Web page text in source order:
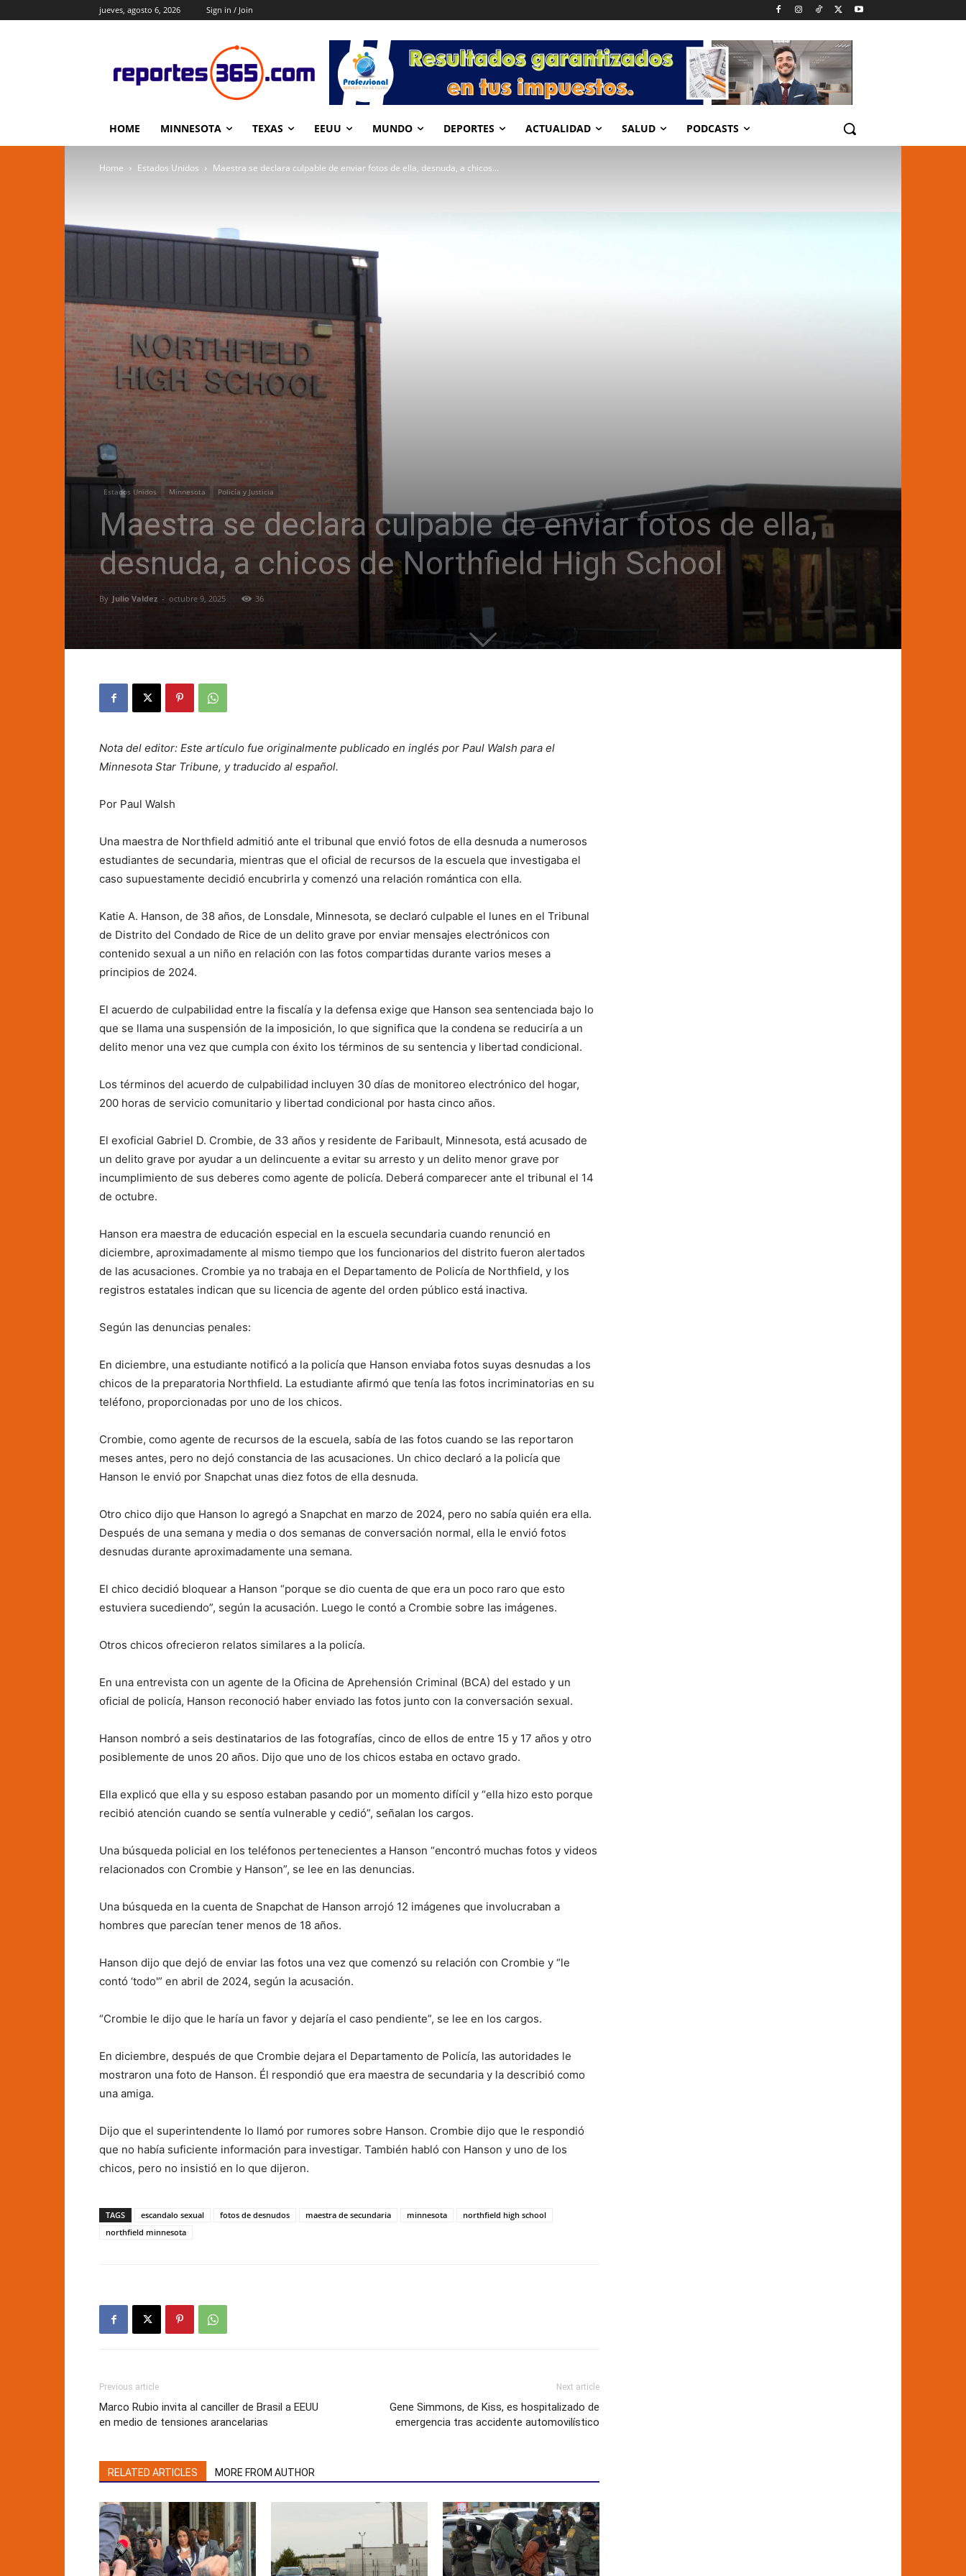
jueves, agosto 6, 2026 Sign in / Join
HOME MINNESOTA TEXAS EEUU MUNDO DEPORTES ACTUALIDAD SALUD PODCASTS
Home Estados Unidos Maestra se declara culpable de enviar fotos de ella, desnuda, a chicos...
Estados Unidos Minnesota Policía y Justicia
Maestra se declara culpable de enviar fotos de ella,
desnuda, a chicos de Northfield High School
By Julio Valdez - octubre 9, 2025 36
Nota del editor: Este artículo fue originalmente publicado en inglés por Paul Walsh para el
Minnesota Star Tribune, y traducido al español.
Por Paul Walsh
Una maestra de Northfield admitió ante el tribunal que envió fotos de ella desnuda a numerosos
estudiantes de secundaria, mientras que el oficial de recursos de la escuela que investigaba el
caso supuestamente decidió encubrirla y comenzó una relación romántica con ella.
Katie A. Hanson, de 38 años, de Lonsdale, Minnesota, se declaró culpable el lunes en el Tribunal
de Distrito del Condado de Rice de un delito grave por enviar mensajes electrónicos con
contenido sexual a un niño en relación con las fotos compartidas durante varios meses a
principios de 2024.
El acuerdo de culpabilidad entre la fiscalía y la defensa exige que Hanson sea sentenciada bajo lo
que se llama una suspensión de la imposición, lo que significa que la condena se reduciría a un
delito menor una vez que cumpla con éxito los términos de su sentencia y libertad condicional.
Los términos del acuerdo de culpabilidad incluyen 30 días de monitoreo electrónico del hogar,
200 horas de servicio comunitario y libertad condicional por hasta cinco años.
El exoficial Gabriel D. Crombie, de 33 años y residente de Faribault, Minnesota, está acusado de
un delito grave por ayudar a un delincuente a evitar su arresto y un delito menor grave por
incumplimiento de sus deberes como agente de policía. Deberá comparecer ante el tribunal el 14
de octubre.
Hanson era maestra de educación especial en la escuela secundaria cuando renunció en
diciembre, aproximadamente al mismo tiempo que los funcionarios del distrito fueron alertados
de las acusaciones. Crombie ya no trabaja en el Departamento de Policía de Northfield, y los
registros estatales indican que su licencia de agente del orden público está inactiva.
Según las denuncias penales:
En diciembre, una estudiante notificó a la policía que Hanson enviaba fotos suyas desnudas a los
chicos de la preparatoria Northfield. La estudiante afirmó que tenía las fotos incriminatorias en su
teléfono, proporcionadas por uno de los chicos.
Crombie, como agente de recursos de la escuela, sabía de las fotos cuando se las reportaron
meses antes, pero no dejó constancia de las acusaciones. Un chico declaró a la policía que
Hanson le envió por Snapchat unas diez fotos de ella desnuda.
Otro chico dijo que Hanson lo agregó a Snapchat en marzo de 2024, pero no sabía quién era ella.
Después de una semana y media o dos semanas de conversación normal, ella le envió fotos
desnudas durante aproximadamente una semana.
El chico decidió bloquear a Hanson “porque se dio cuenta de que era un poco raro que esto
estuviera sucediendo”, según la acusación. Luego le contó a Crombie sobre las imágenes.
Otros chicos ofrecieron relatos similares a la policía.
En una entrevista con un agente de la Oficina de Aprehensión Criminal (BCA) del estado y un
oficial de policía, Hanson reconoció haber enviado las fotos junto con la conversación sexual.
Hanson nombró a seis destinatarios de las fotografías, cinco de ellos de entre 15 y 17 años y otro
posiblemente de unos 20 años. Dijo que uno de los chicos estaba en octavo grado.
Ella explicó que ella y su esposo estaban pasando por un momento difícil y “ella hizo esto porque
recibió atención cuando se sentía vulnerable y cedió”, señalan los cargos.
Una búsqueda policial en los teléfonos pertenecientes a Hanson “encontró muchas fotos y videos
relacionados con Crombie y Hanson”, se lee en las denuncias.
Una búsqueda en la cuenta de Snapchat de Hanson arrojó 12 imágenes que involucraban a
hombres que parecían tener menos de 18 años.
Hanson dijo que dejó de enviar las fotos una vez que comenzó su relación con Crombie y “le
contó ‘todo'” en abril de 2024, según la acusación.
“Crombie le dijo que le haría un favor y dejaría el caso pendiente”, se lee en los cargos.
En diciembre, después de que Crombie dejara el Departamento de Policía, las autoridades le
mostraron una foto de Hanson. Él respondió que era maestra de secundaria y la describió como
una amiga.
Dijo que el superintendente lo llamó por rumores sobre Hanson. Crombie dijo que le respondió
que no había suficiente información para investigar. También habló con Hanson y uno de los
chicos, pero no insistió en lo que dijeron.
TAGS escandalo sexual fotos de desnudos maestra de secundaria minnesota
northfield high school
northfield minnesota
Previous article
Marco Rubio invita al canciller de Brasil a EEUU
en medio de tensiones arancelarias
Next article
Gene Simmons, de Kiss, es hospitalizado de
emergencia tras accidente automovilístico
RELATED ARTICLES MORE FROM AUTHOR